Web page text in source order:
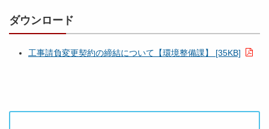
ダウンロード
工事請負変更契約の締結について【環境整備課】 [35KB]